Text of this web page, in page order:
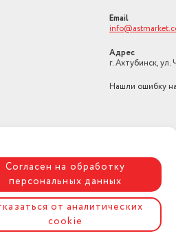
Email
Адрес
г. Ахтубинск, ул.
Нашли ошибку
Согласен на обработку
персональных данных
от аналитических
cookie